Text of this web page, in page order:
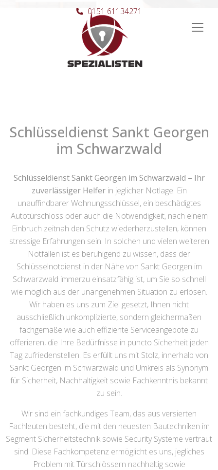
Hauptnavigation
0151 61134271
Schlüsseldienst Sankt Georgen
im Schwarzwald
Schlüsseldienst Sankt Georgen im Schwarzwald – Ihr
zuverlässiger Helferin jeglicher Notlage. Ein
unauffindbarer Wohnungsschlüssel, ein beschädigtes
Autotürschloss oder auch die Notwendigkeit, nach einem
Einbruch zeitnah den Schutz wiederherzustellen, können
stressige Erfahrungen sein. In solchen und vielen weiteren
Notfällen ist es beruhigend zu wissen, dass der
Schlüsselnotdienst in der Nähe von Sankt Georgen im
Schwarzwald immerzu einsatzfähig ist, um Sie so schnell
wie möglich aus der unangenehmen Situation zu erlösen.
Wir haben es uns zum Ziel gesetzt, Ihnen nicht
ausschließlich unkomplizierte, sondern gleichermaßen
fachgemäße wie auch effiziente Serviceangebote zu
offerieren, die Ihre Bedürfnisse in puncto Sicherheit jeden
Tag zufriedenstellen. Es erfüllt uns mit Stolz, innerhalb von
Sankt Georgen im Schwarzwald und Umkreis als Synonym
für Sicherheit, Nachhaltigkeit sowie Fachkenntnis bekannt
zu sein.
Wir sind ein fachkundiges Team, das aus versierten
Fachleuten besteht, die mit den neuesten Bautechniken im
Segment Sicherheitstechnik sowie Security Systeme vertraut
sind. Diese Fachkompetenz ermöglicht es uns, jegliches
Problem mit Türschlössern nachhaltig sowie